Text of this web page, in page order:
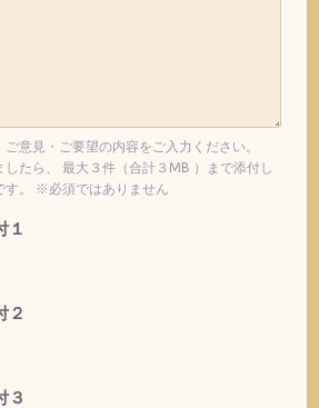
意見・ご要望の内容をご入力ください。
たら、 最大３件（合計３MB ）まで添付し
す。 ※必須ではありません
１
２
３